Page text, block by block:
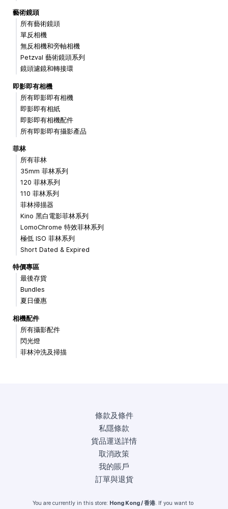
藝術鏡頭
所有藝術鏡頭
單反相機
無反相機和旁軸相機
Petzval 藝術鏡頭系列
鏡頭濾鏡和轉接環
即影即有相機
所有即影即有相機
即影即有相紙
即影即有相機配件
所有即影即有攝影產品
菲林
所有菲林
35mm 菲林系列
120 菲林系列
110 菲林系列
菲林掃描器
Kino 黑白電影菲林系列
LomoChrome 特效菲林系列
極低 ISO 菲林系列
Short Dated & Expired
特價專區
最後存貨
Bundles
夏日優惠
相機配件
所有攝影配件
閃光燈
菲林沖洗及掃描
條款及條件
私隱條款
貨品運送詳情
取消政策
我的賬戶
訂單與退貨
You are currently in this store: Hong Kong / 香港. If you want to